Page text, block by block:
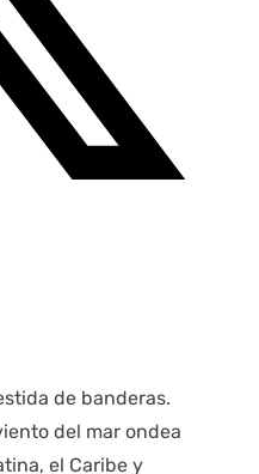
de banderas.
del mar ondea
el Caribe y